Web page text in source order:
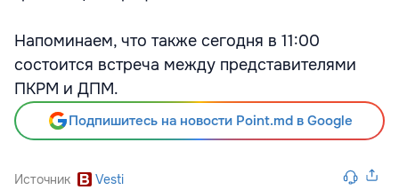
Напоминаем, что также сегодня в 11:00
состоится встреча между представителями
ПКРМ и ДПМ.
Подпишитесь на новости Point.md в Google
Источник Vesti